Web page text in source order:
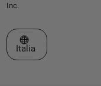
Inc.
Seleziona un sito web
Italia